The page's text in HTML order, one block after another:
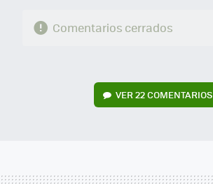
Comentarios cerrados
VER 22 COMENTARIOS